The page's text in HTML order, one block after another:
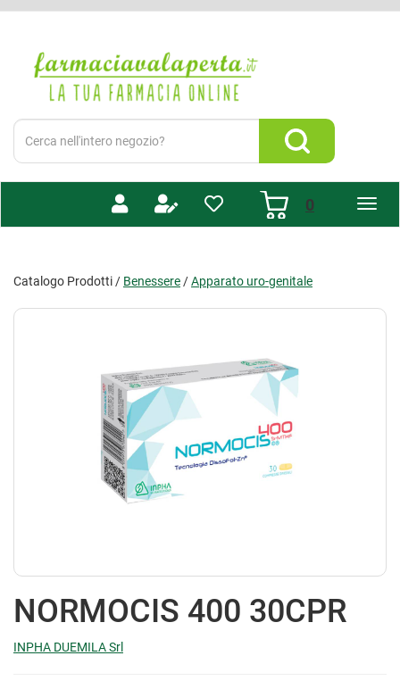
principale
Valaperta
Cerca
Prodotto
Cerca Prodotto
0prodotti
Catalogo Prodotti / Benessere /Apparato uro-genitale
NORMOCIS 400 30CPR
INPHA DUEMILA Srl